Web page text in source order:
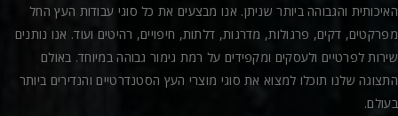
האיכותית והגבוהה ביותר שניתן. אנו מבצעים את כל סוגי עבודות העץ החל
מפרקטים, דקים, פרגולות, מדרגות, דלתות, חיפויים, רהיטים ועוד. אנו נותנים
שירות לפרטיים ולעסקים ומקפידים על רמת גימור גבוהה במיוחד. באולם
התצוגה שלנו תוכלו למצוא את סוגי מוצרי העץ הסטנדרטיים והנדירים ביותר
בעולם.